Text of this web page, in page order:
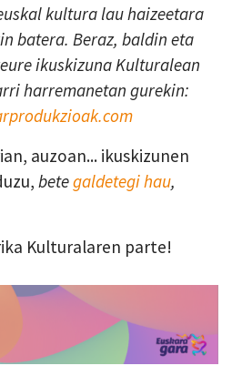
kultura lau haizeetara
batera. Beraz, baldin eta
ikuskizuna Kulturalean
harremanetan gurekin:
auzoan... ikuskizunen
betegaldetegi hau,
Kulturalaren parte!